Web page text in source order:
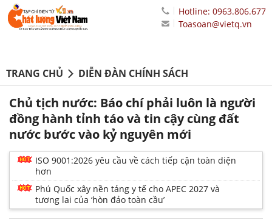
Hotline: 0963.806.677
Toasoan@vietq.vn
TRANG CHỦ DIỄN ĐÀN CHÍNH SÁCH
Chủ tịch nước: Báo chí phải luôn là người
đồng hành tỉnh táo và tin cậy cùng đất
nước bước vào kỷ nguyên mới
ISO 9001:2026 yêu cầu về cách tiếp cận toàn diện
hơn
Phú Quốc xây nền tảng y tế cho APEC 2027 và
tương lai của ‘hòn đảo toàn cầu’